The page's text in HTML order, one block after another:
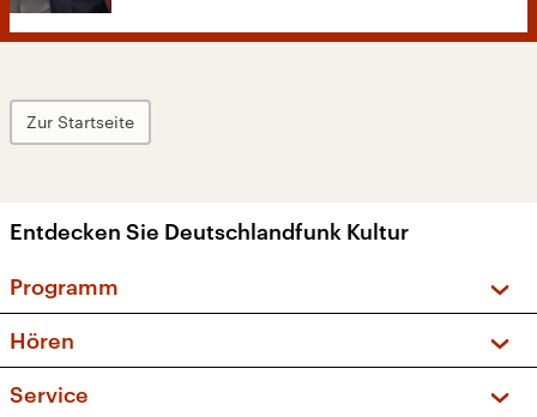
Zur Startseite
Entdecken Sie Deutschlandfunk Kultur
Programm
Sendungen und Podcasts
Musikliste
Hören
Service